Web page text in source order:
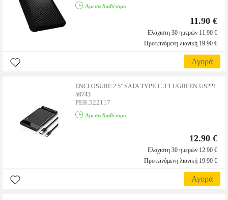
Αμεσα διαθέσιμο
11.90 €
Ελάχιστη 30 ημερών 11.90 €
Προτεινόμενη λιανική 19.90 €
Αγορά
ENCLOSURE 2.5'' SATA TYPE-C 3.1 UGREEN US221
50743
PER.522117
Αμεσα διαθέσιμο
12.90 €
Ελάχιστη 30 ημερών 12.90 €
Προτεινόμενη λιανική 19.90 €
Αγορά